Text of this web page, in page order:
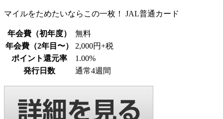
マイルをためたいならこの一枚！ JAL普通カード
年会費（初年度）
無料
年会費（2年目〜）
2,000円+税
ポイント還元率
1.00%
発行日数
通常4週間